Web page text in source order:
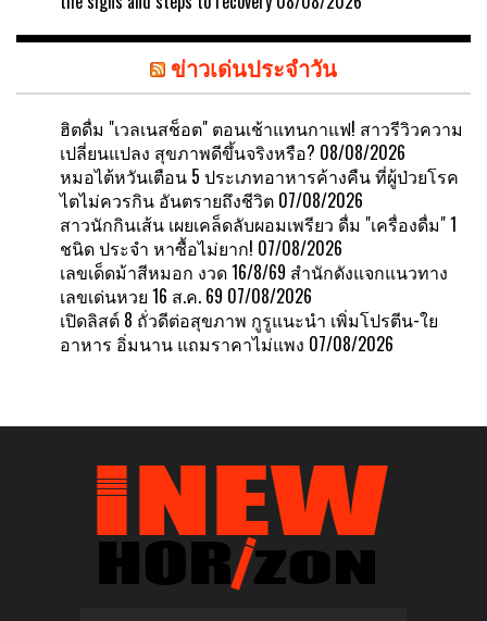
ข่าวเด่นประจำวัน
ฮิตดื่ม "เวลเนสช็อต" ตอนเช้าแทนกาแฟ! สาวรีวิวความ
เปลี่ยนแปลง สุขภาพดีขึ้นจริงหรือ? 08/08/2026
หมอไต้หวันเตือน 5 ประเภทอาหารค้างคืน ที่ผู้ป่วยโรค
ไตไม่ควรกิน อันตรายถึงชีวิต 07/08/2026
สาวนักกินเส้น เผยเคล็ดลับผอมเพรียว ดื่ม "เครื่องดื่ม" 1
ชนิด ประจำ หาซื้อไม่ยาก! 07/08/2026
เลขเด็ดม้าสีหมอก งวด 16/8/69 สำนักดังแจกแนวทาง
เลขเด่นหวย 16 ส.ค. 69 07/08/2026
เปิดลิสต์ 8 ถั่วดีต่อสุขภาพ กูรูแนะนำ เพิ่มโปรตีน-ใย
อาหาร อิ่มนาน แถมราคาไม่แพง 07/08/2026